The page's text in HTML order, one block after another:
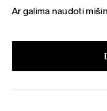
Ar galima naudoti